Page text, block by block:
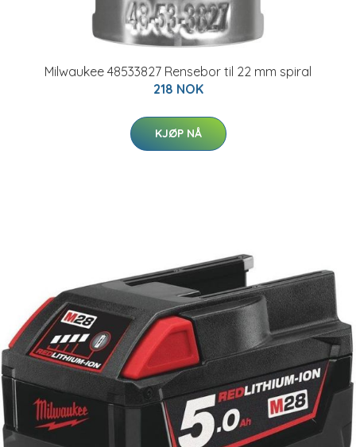
Milwaukee 48533827 Rensebor til 22 mm spiral
218 NOK
KJØP NÅ